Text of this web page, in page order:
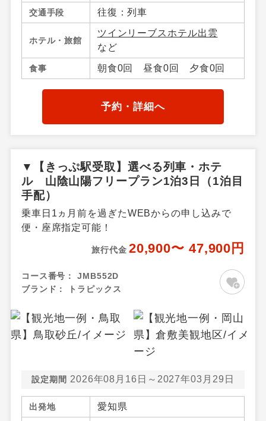
江・宍道湖・玉造温泉・出
雲・日御碕、岡山県／岡山市
内・倉敷・蒜山・湯原温泉・
真庭・岡山県その他、広島県
／広島市内・宮島・尾道・広
島県その他
交通手段 往復：列車
ホテル・旅館
ツインリーブスホテル出雲
など
食事 朝食0回 昼食0回 夕食0回
予約・詳細へ
▼【きっぷ駅受取】選べる列車・ホテ
ル 山陰山陽フリープラン1泊3日（1泊目
手配）
乗車日1ヵ月前を過ぎたWEBからの申し込みで
便・座席指定可能！
旅行代金 20,900〜 47,900円
コース番号：
JMB552D
ブランド：
トラピックス
設定期間 2026年08月16日～2027年03月29日
出発地 愛知県